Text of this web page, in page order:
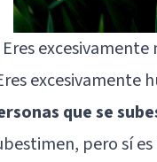
Eres
excesivamente
que se
pero sí